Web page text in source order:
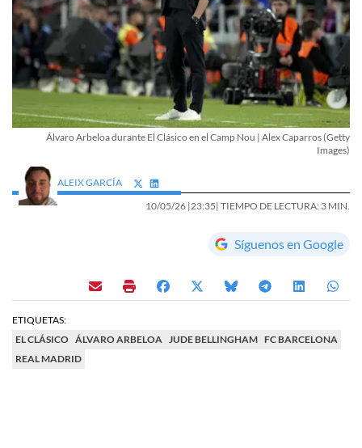
Álvaro Arbeloa durante El Clásico en el Camp Nou | Alex Caparros (Getty
Images)
ALEIX GARCÍA
10/05/26 |23:35| TIEMPO DE LECTURA: 3 MIN.
Síguenos en Google
ETIQUETAS:
EL CLÁSICO ÁLVARO ARBELOA JUDE BELLINGHAM FC BARCELONA
REAL MADRID